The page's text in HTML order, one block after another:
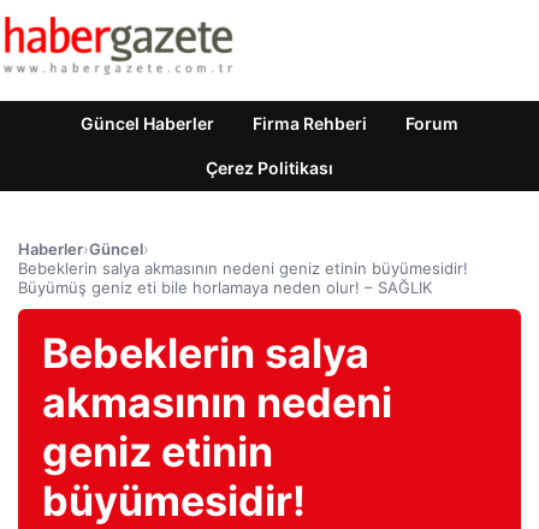
Güncel Haberler Firma Rehberi Forum
Çerez Politikası
Haberler›Güncel›
Bebeklerin salya akmasının nedeni geniz etinin büyümesidir!
Büyümüş geniz eti bile horlamaya neden olur! – SAĞLIK
Bebeklerin salya
akmasının nedeni
geniz etinin
büyümesidir!